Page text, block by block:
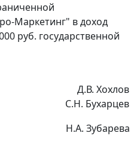
Маркетинг" в доход
руб. государственной
Д.В. Хохлов
С.Н. Бухарцев
Н.А. Зубарева